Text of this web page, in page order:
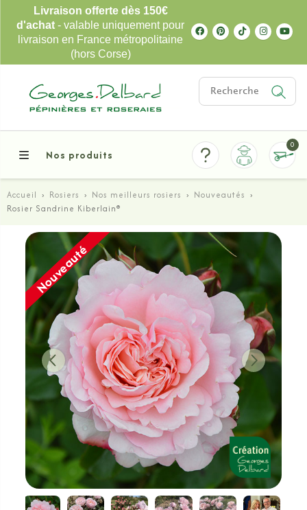
Livraison offerte dès 150€
d'achat - valable uniquement pour
livraison en France métropolitaine
(hors Corse)
Nos produits
0
Accueil › Rosiers › Nos meilleurs rosiers › Nouveautés ›
Rosier Sandrine Kiberlain®
Nouveauté